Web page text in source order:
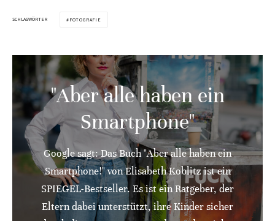
SCHLAGWÖRTER FOTOGRAFIE
"Aber alle haben ein
Smartphone"
Google sagt: Das Buch "Aber alle haben ein
Smartphone!" von Elisabeth Koblitz ist ein
SPIEGEL-Bestseller. Es ist ein Ratgeber, der
Eltern dabei unterstützt, ihre Kinder sicher